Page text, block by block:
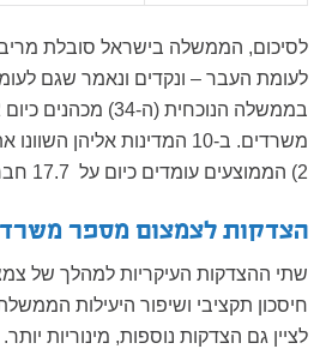
לסיכום, הממשלה בישראל סובלת
לעומת העבר – ונקדים ונאמר שגם
משרדים. ב-10 המדינות אליהן
2) הממוצעים עומדים כיום על 17.7 חברים ב-13.9 משרדים.
הצדקות לצמצום מספר
שתי ההצדקות העיקריות למהלך של
חיסכון תקציבי ושיפור היעילות
לציין גם הצדקות נוספות, מינוריות יותר.